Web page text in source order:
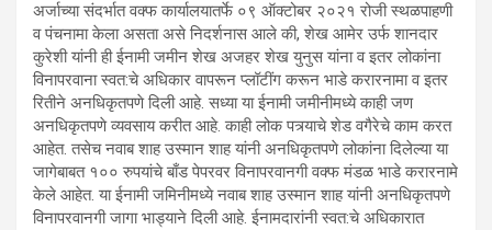
अर्जाच्या संदर्भात वक्फ कार्यालयातर्फे ०९ ऑक्टोबर २०२१ रोजी स्थळपाहणी
व पंचनामा केला असता असे निदर्शनास आले की, शेख आमेर उर्फ शानदार
कुरेशी यांनी ही ईनामी जमीन शेख अजहर शेख युनुस यांना व इतर लोकांना
विनापरवाना स्वत:चे अधिकार वापरून प्लॉटींग करून भाडे करारनामा व इतर
रितीने अनधिकृतपणे दिली आहे. सध्या या ईनामी जमीनीमध्ये काही जण
अनधिकृतपणे व्यवसाय करीत आहे. काही लोक पत्र्याचे शेड वगैरेचे काम करत
आहेत. तसेच नवाब शाह उस्मान शाह यांनी अनधिकृतपणे लोकांना दिलेल्या या
जागेबाबत १०० रुपयांचे बाँड पेपरवर विनापरवानगी वक्फ मंडळ भाडे करारनामे
केले आहेत. या ईनामी जमिनीमध्ये नवाब शाह उस्मान शाह यांनी अनधिकृतपणे
विनापरवानगी जागा भाड्याने दिली आहे. ईनामदारांनी स्वत:चे अधिकारात